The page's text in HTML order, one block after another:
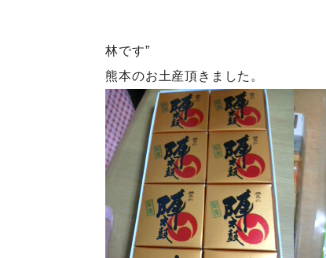
林です”
熊本のお土産頂きました。